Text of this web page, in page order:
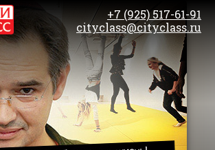
+7 (925) 517-61-91
cityclass@cityclass.ru